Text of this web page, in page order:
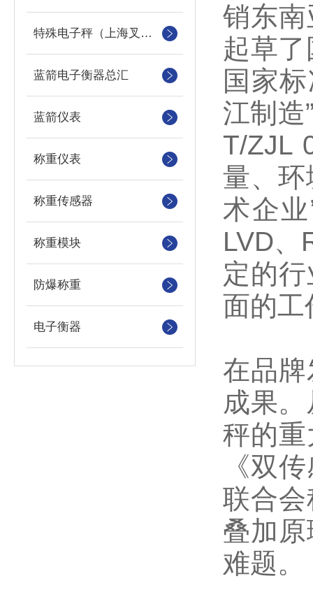
特殊电子秤（上海叉车秤）
蓝箭电子衡器总汇
蓝箭仪表
称重仪表
称重传感器
称重模块
防爆称重
电子衡器
销东
起草
国家
江制造
T/ZJL
量、环
术企
LVD、
定的
面的工
在品
成果
秤的
《双
联合
叠加
难题。